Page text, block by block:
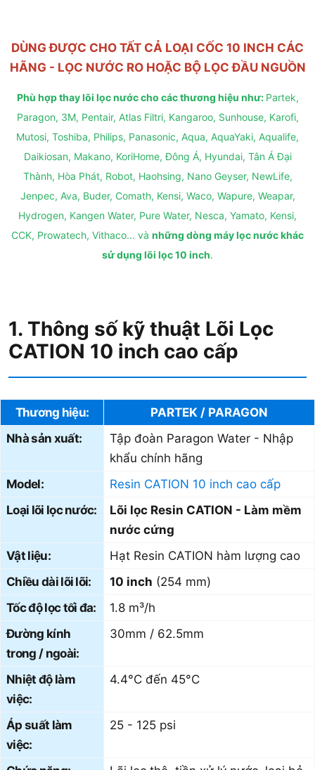
DÙNG ĐƯỢC CHO TẤT CẢ LOẠI CỐC 10 INCH CÁC
HÃNG - LỌC NƯỚC RO HOẶC BỘ LỌC ĐẦU NGUỒN
Phù hợp thay lõi lọc nước cho các thương hiệu như: Partek,
Paragon, 3M, Pentair, Atlas Filtri, Kangaroo, Sunhouse, Karofi,
Mutosi, Toshiba, Philips, Panasonic, Aqua, AquaYaki, Aqualife,
Daikiosan, Makano, KoriHome, Đông Á, Hyundai, Tân Á Đại
Thành, Hòa Phát, Robot, Haohsing, Nano Geyser, NewLife,
Jenpec, Ava, Buder, Comath, Kensi, Waco, Wapure, Weapar,
Hydrogen, Kangen Water, Pure Water, Nesca, Yamato, Kensi,
CCK, Prowatech, Vithaco... và những dòng máy lọc nước khác
sử dụng lõi lọc 10 inch.
1. Thông số kỹ thuật Lõi Lọc
CATION 10 inch cao cấp
Thương hiệu:
PARTEK / PARAGON
Nhà sản xuất:
Tập đoàn Paragon Water - Nhập
khẩu chính hãng
Model:
Resin CATION 10 inch cao cấp
Loại lõi lọc nước:
Lõi lọc Resin CATION - Làm mềm
nước cứng
Vật liệu:
Hạt Resin CATION hàm lượng cao
Chiều dài lõi lõi:
10 inch (254 mm)
Tốc độ lọc tối đa:
1.8 m³/h
Đường kính
trong / ngoài:
30mm / 62.5mm
Nhiệt độ làm
việc:
4.4°C đến 45°C
Áp suất làm
việc:
25 - 125 psi